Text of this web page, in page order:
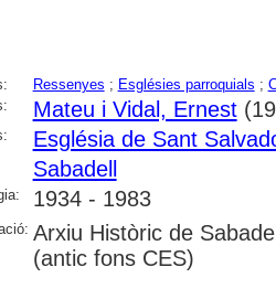
Ressenyes ; Esglésies parroquials ;
Mateu i Vidal, Ernest
Església de Sant
Sabadell
1934 - 1983
Arxiu Històric de
(antic fons CES)